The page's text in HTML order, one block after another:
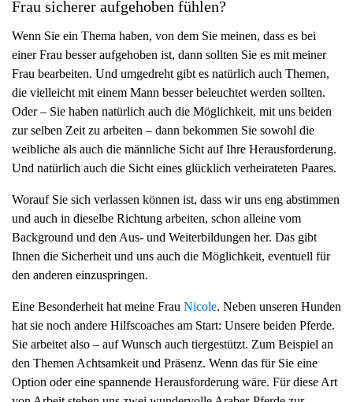
Frau sicherer aufgehoben fühlen?
Wenn Sie ein Thema haben, von dem Sie meinen, dass es bei
einer Frau besser aufgehoben ist, dann sollten Sie es mit meiner
Frau bearbeiten. Und umgedreht gibt es natürlich auch Themen,
die vielleicht mit einem Mann besser beleuchtet werden sollten.
Oder – Sie haben natürlich auch die Möglichkeit, mit uns beiden
zur selben Zeit zu arbeiten – dann bekommen Sie sowohl die
weibliche als auch die männliche Sicht auf Ihre Herausforderung.
Und natürlich auch die Sicht eines glücklich verheirateten Paares.
Worauf Sie sich verlassen können ist, dass wir uns eng abstimmen
und auch in dieselbe Richtung arbeiten, schon alleine vom
Background und den Aus- und Weiterbildungen her. Das gibt
Ihnen die Sicherheit und uns auch die Möglichkeit, eventuell für
den anderen einzuspringen.
Eine Besonderheit hat meine Frau Nicole. Neben unseren Hunden
hat sie noch andere Hilfscoaches am Start: Unsere beiden Pferde.
Sie arbeitet also – auf Wunsch auch tiergestützt. Zum Beispiel an
den Themen Achtsamkeit und Präsenz. Wenn das für Sie eine
Option oder eine spannende Herausforderung wäre. Für diese Art